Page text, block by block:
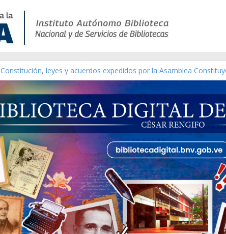
Constitución, leyes y acuerdos expedidos por la Asamblea
Una Parálisis [material gráfico]
Modesta Bor Sánchez [material gráfico]
Gaceta Oficial de la República de Venezuela año CXXXIII Mes V,
Catálogo temático de obras de Modesta Bor